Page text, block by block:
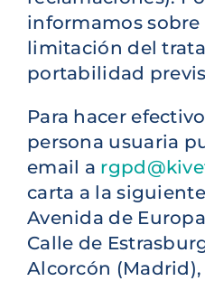
informamos
limitación del
portabilidad
Para hacer
persona usuaria
email a
carta a la
Avenida de
Calle de
Alcorcón